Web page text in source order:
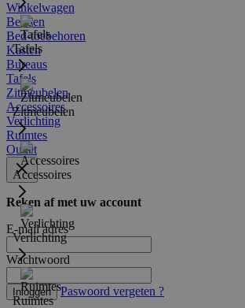
Winkelwagen
Tafels
Zitmeubelen
Accessoires
Verlichting
Ruimtes
Bedden
Bed-toebehoren
Kasten
Bureaus
Tafels
Zitmeubelen
Accessoires
Verlichting
Ruimtes
Outlet
Reken af met uw account
E-mail adres
Wachtwoord
Inloggen Paswoord vergeten ?